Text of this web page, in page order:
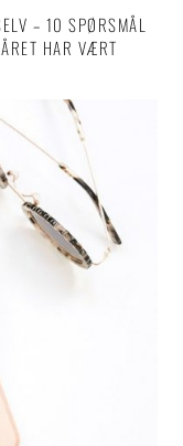
– 10 SPØRSMÅL
HAR VÆRT